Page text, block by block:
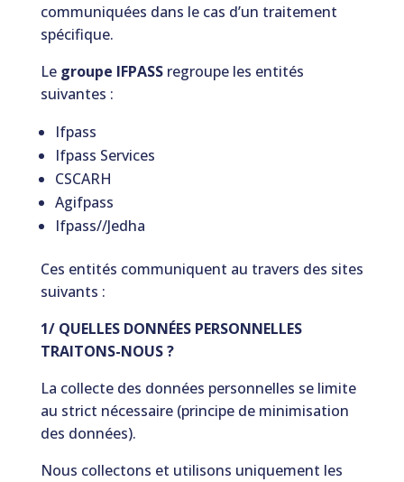
communiquées dans le cas d’un traitement
spécifique.
Le groupe IFPASSregroupe les entités
suivantes :
Ifpass
Ifpass Services
CSCARH
Agifpass
Ifpass//Jedha
Ces entités communiquent au travers des sites
suivants :
1/ QUELLES DONNÉES PERSONNELLES
TRAITONS-NOUS ?
La collecte des données personnelles se limite
au strict nécessaire (principe de minimisation
des données).
Nous collectons et utilisons uniquement les